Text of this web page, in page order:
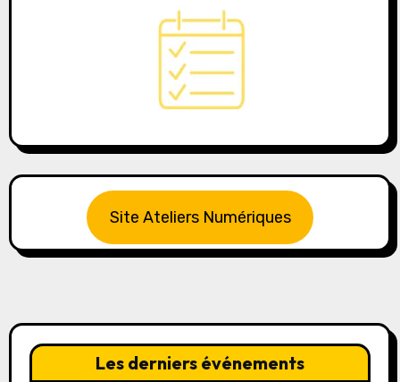
Site Ateliers Numériques
Les derniers événements